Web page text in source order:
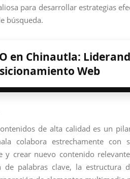
para desarrollar estrategias
búsqueda.
en Chinautla:
Web
de alta calidad es un
colabora estrechamente con
y crear nuevo contenido
de palabras clave, la estructura